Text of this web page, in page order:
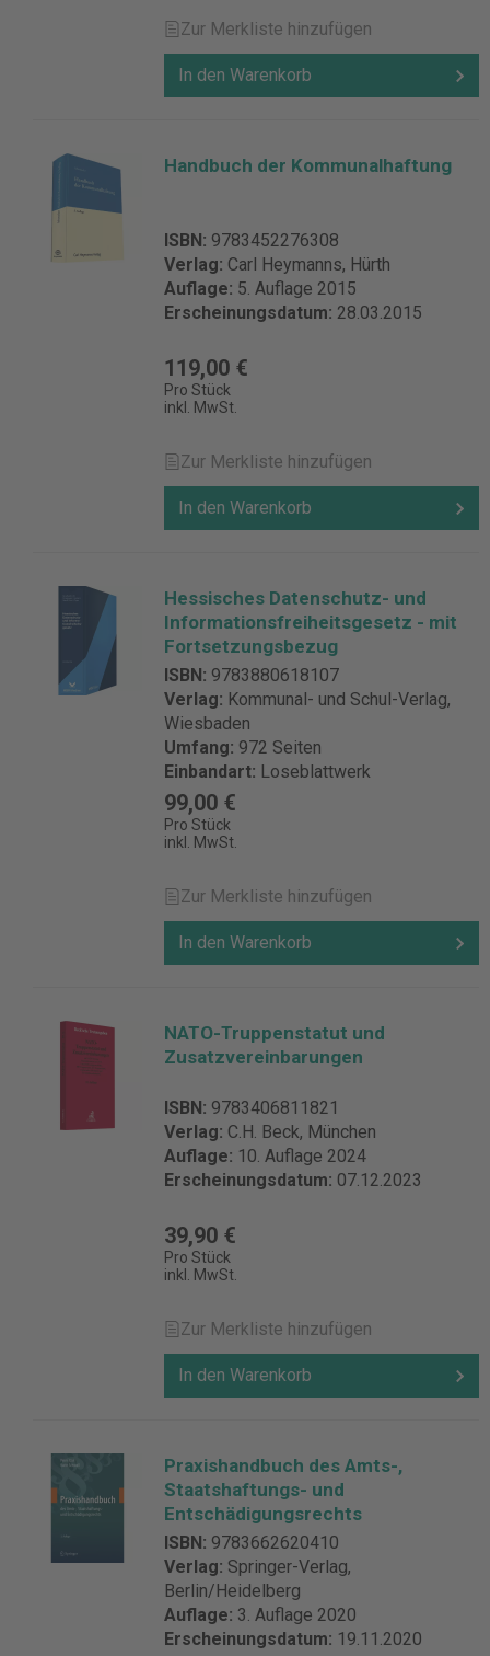
Zur Merkliste hinzufügen
In den Warenkorb
Handbuch der Kommunalhaftung
ISBN: 9783452276308
Verlag: Carl Heymanns, Hürth
Auflage: 5. Auflage 2015
Erscheinungsdatum: 28.03.2015
119,00 €
Pro Stück
inkl. MwSt.
Zur Merkliste hinzufügen
In den Warenkorb
Hessisches Datenschutz- und
Informationsfreiheitsgesetz - mit
Fortsetzungsbezug
ISBN: 9783880618107
Verlag: Kommunal- und Schul-Verlag,
Wiesbaden
Umfang: 972 Seiten
Einbandart: Loseblattwerk
99,00 €
Pro Stück
inkl. MwSt.
Zur Merkliste hinzufügen
In den Warenkorb
NATO-Truppenstatut und
Zusatzvereinbarungen
ISBN: 9783406811821
Verlag: C.H. Beck, München
Auflage: 10. Auflage 2024
Erscheinungsdatum: 07.12.2023
39,90 €
Pro Stück
inkl. MwSt.
Zur Merkliste hinzufügen
In den Warenkorb
Praxishandbuch des Amts-,
Staatshaftungs- und
Entschädigungsrechts
ISBN: 9783662620410
Verlag: Springer-Verlag,
Berlin/Heidelberg
Auflage: 3. Auflage 2020
Erscheinungsdatum: 19.11.2020